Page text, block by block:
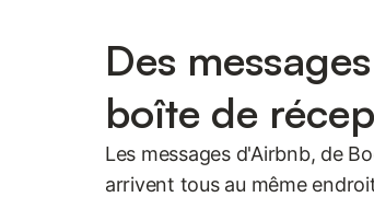
Des
boîte de
Les messages d'Airbnb, de
arrivent tous au même